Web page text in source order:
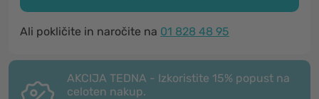
Ali pokličite in naročite na 01 828 48 95
AKCIJA TEDNA - Izkoristite 15% popust na
celoten nakup.